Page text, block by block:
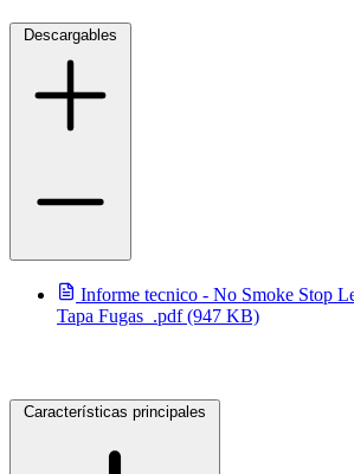
Descargables
Informe tecnico - No Smoke Stop
Tapa Fugas_.pdf (947 KB)
Características principales